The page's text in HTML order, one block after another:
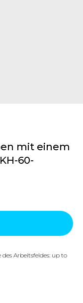
mit einem
60-
Arbeitsfeldes: up to